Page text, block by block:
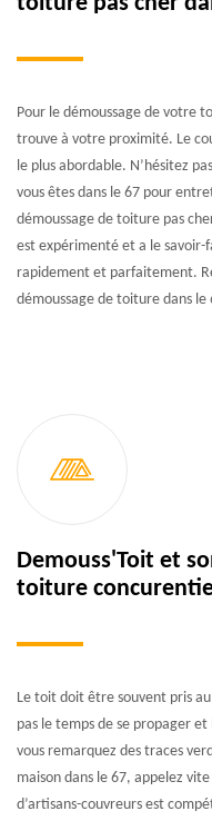
Pour le démoussage de votre
trouve à votre proximité. Le
le plus abordable. N’hésitez
vous êtes dans le 67 pour
démoussage de toiture pas
est expérimenté et a le savoir-
rapidement et parfaitement.
démoussage de toiture dans le
Demouss'Toit et
toiture
Le toit doit être souvent pris
pas le temps de se propager
vous remarquez des traces
maison dans le 67, appelez
d’artisans-couvreurs est